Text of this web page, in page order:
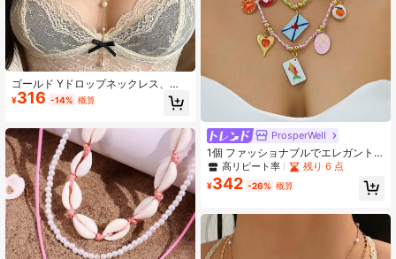
ゴールド Yドロップネックレス、オ
ーシャンテーマ ヒトデ シェル コン
ク パールチョーカー、ボヘミアン サ
エリー レディース
¥316 -14% 概算
ProsperWeII
1個 ファッショナブルでエレガント
なボヘミアンスタイルのカラフルな
編み込みロープ ハート シェル ヒト
デ アシンメトリータッセルペンダン
ー パーティー、バンケット、旅行、
結婚式、バケーション、日常着用、
ジュエリーギフトに適しています
高リピート率 残り 6 点
¥342 -26% 概算